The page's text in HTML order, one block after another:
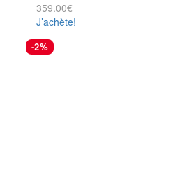
359.00€
J’achète!
-2%